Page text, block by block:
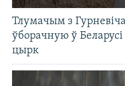
Тлумачым з
ўборачную ў
цырк